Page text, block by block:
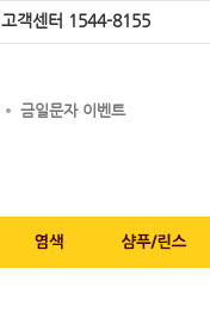
고객센터 1544-8155
금일문자 이벤트